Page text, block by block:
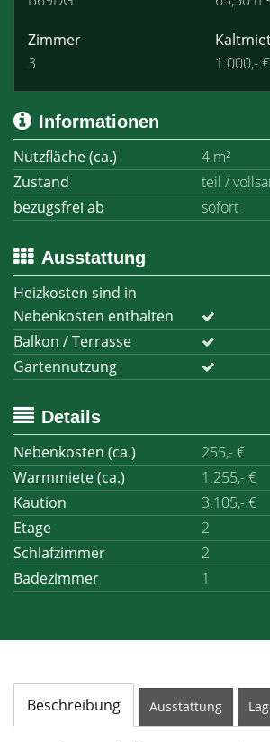
Zimmer
3
1.000,- €
Informationen
Nutzfläche (ca.)
4 m²
Zustand
teil /
bezugsfrei ab
sofort
Ausstattung
Heizkosten sind in
Nebenkosten enthalten
Balkon / Terrasse
Gartennutzung
Details
Nebenkosten (ca.)
255,- €
Warmmiete (ca.)
1.255,- €
Kaution
3.105,- €
Etage
2
Schlafzimmer
2
Badezimmer
1
Beschreibung Ausstattung